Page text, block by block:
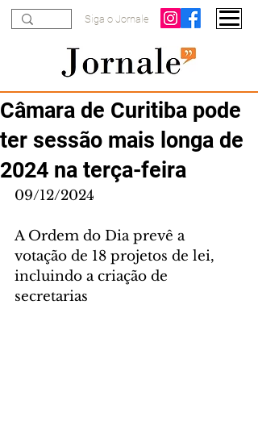
Siga o Jornale
Câmara de Curitiba pode
ter sessão mais longa de
2024 na terça-feira
09/12/2024
A Ordem do Dia prevê a
votação de 18 projetos de lei,
incluindo a criação de
secretarias